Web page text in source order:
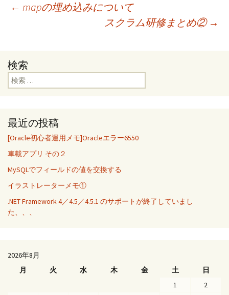
投稿ナビゲーション
← mapの埋め込みについて
スクラム研修まとめ② →
検索
検索:
最近の投稿
[Oracle初心者運用メモ]Oracleエラー6550
車載アプリ その２
MySQLでフィールドの値を交換する
イラストレーターメモ①
.NET Framework 4／4.5／4.5.1 のサポートが終了していまし
た、、、
2026年8月
月
火 水 木 金 土
日
1
2